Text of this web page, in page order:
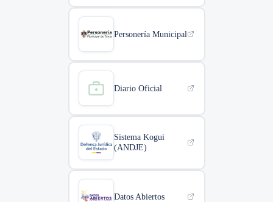
Personería Municipal
Diario Oficial
Sistema Kogui
(ANDJE)
Datos Abiertos